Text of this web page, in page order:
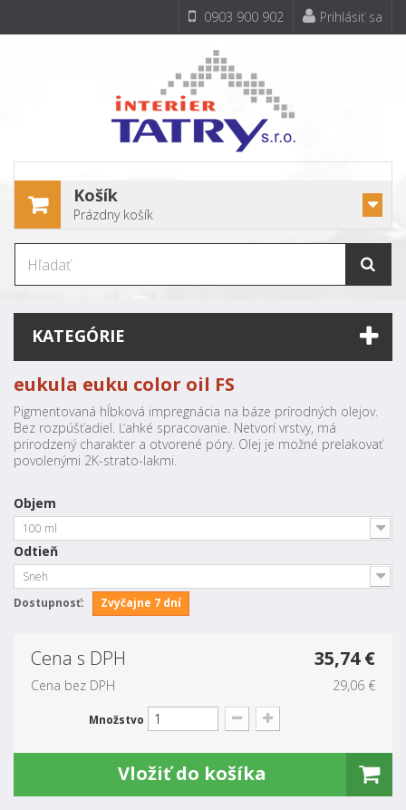
0903 900 902 Prihlásiť sa
Košík
Prázdny košík
KATEGÓRIE
eukula euku color oil FS
Pigmentovaná hĺbková impregnácia na báze prírodných olejov.
Bez rozpúšťadiel. Ľahké spracovanie. Netvorí vrstvy, má
prirodzený charakter a otvorené póry. Olej je možné prelakovať
povolenými 2K-strato-lakmi.
Objem
100 ml
Odtieň
Sneh
Dostupnosť:
Zvyčajne 7 dní
Cena s DPH 35,74 €
Cena bez DPH 29,06 €
Množstvo
Vložiť do košíka